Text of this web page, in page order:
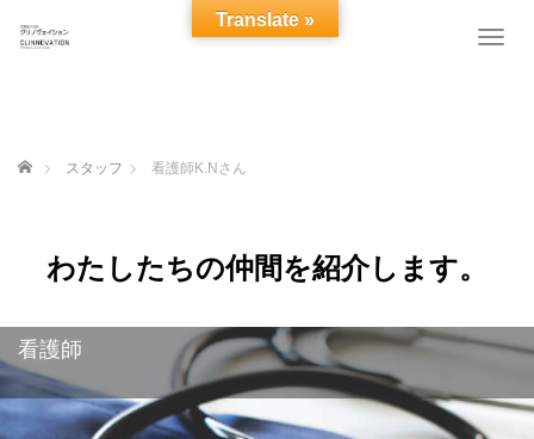
T
t
i
n
ホーム スタッフ 看護師K.Nさん
わたしたちの仲間を紹介します。
看護師
Translate »